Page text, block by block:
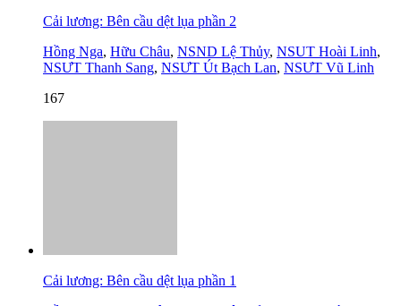
Cải lương: Bên cầu dệt lụa phần 2
Hồng Nga, Hữu Châu, NSND Lệ Thủy, NSUT Hoài Linh,
NSƯT Thanh Sang, NSƯT Út Bạch Lan, NSƯT Vũ Linh
167
Cải lương: Bên cầu dệt lụa phần 1